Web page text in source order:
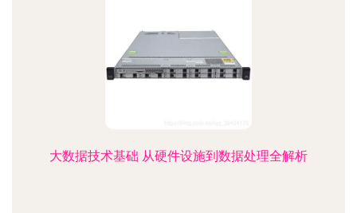
大数据技术基础 从硬件设施到数据处理全解析